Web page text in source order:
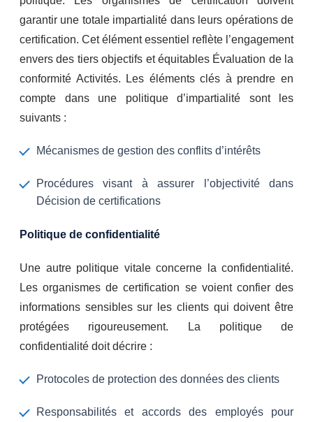
garantir une totale impartialité dans leurs opérations de
certification. Cet élément essentiel reflète l’engagement
envers des tiers objectifs et équitables Évaluation de la
conformité Activités. Les éléments clés à prendre en
compte dans une politique d’impartialité sont les
suivants :
Mécanismes de gestion des conflits d’intérêts
Procédures visant à assurer l’objectivité dans
Décision de certifications
Politique de confidentialité
Une autre politique vitale concerne la confidentialité.
Les organismes de certification se voient confier des
informations sensibles sur les clients qui doivent être
protégées rigoureusement. La politique de
confidentialité doit décrire :
Protocoles de protection des données des clients
Responsabilités et accords des employés pour